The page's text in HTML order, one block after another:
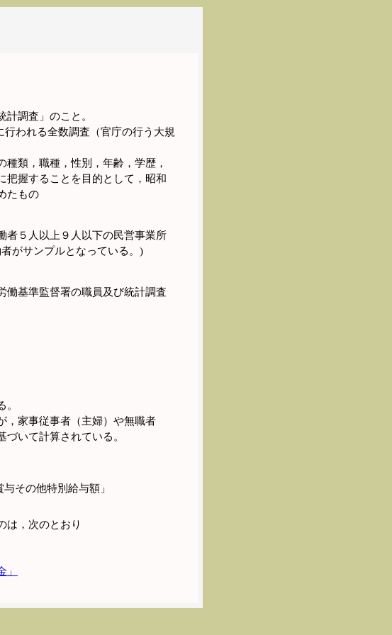
調査」のこと。
われる全数調査（官庁の行う大規
類，職種，性別，年齢，学歴，
把握することを目的として，昭和
たもの
５人以上９人以下の民営事業所
がサンプルとなっている。)
基準監督署の職員及び統計調査
，家事従事者（主婦）や無職者
いて計算されている。
その他特別給与額」
は，次のとおり